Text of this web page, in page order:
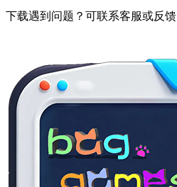
下载遇到问题？可联系客服或反馈